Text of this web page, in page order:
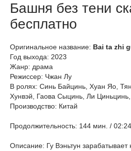
Башня без тени
бесплатно
Оригинальное название: Bai ta zhi
Год выхода: 2023
Жанр: драма
Режиссер: Чжан Лу
В ролях: Синь Байцинь, Хуан Яо,
Хунвэй, Гаова Сыцинь, Ли Циньцинь,
Производство: Китай
Продолжительность: 144 мин. / 02:24
Описание: Гу Вэньтун